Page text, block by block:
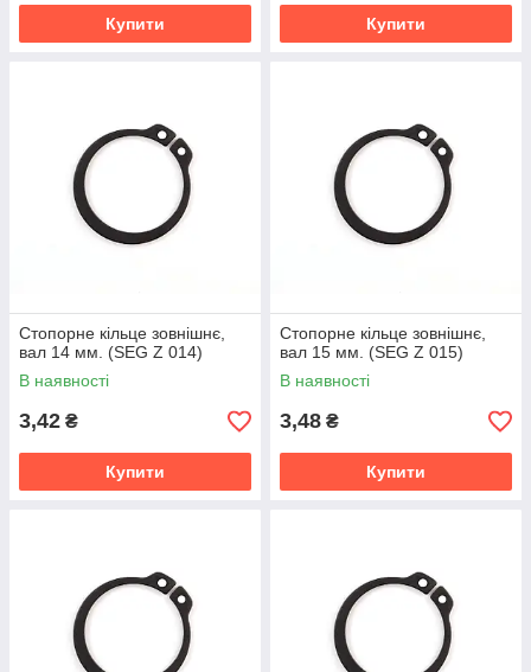
Купити Купити
Стопорне кільце зовнішнє,
вал 14 мм. (SEG Z 014)
В наявності
3,42 ₴
Купити
Стопорне кільце зовнішнє,
вал 15 мм. (SEG Z 015)
В наявності
3,48 ₴
Купити